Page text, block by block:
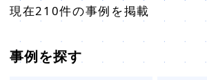
他社グループウェアからの乗換
パッケージ版年間サポート
パッケージ版ご購入の流れ
現在210件の事例を掲載
事例を探す